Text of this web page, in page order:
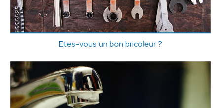
Etes-vous un bon bricoleur ?